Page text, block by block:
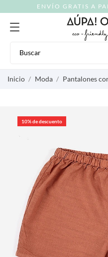
ENVÍO GRATIS A
Inicio Moda Pantalones
10% de descuento